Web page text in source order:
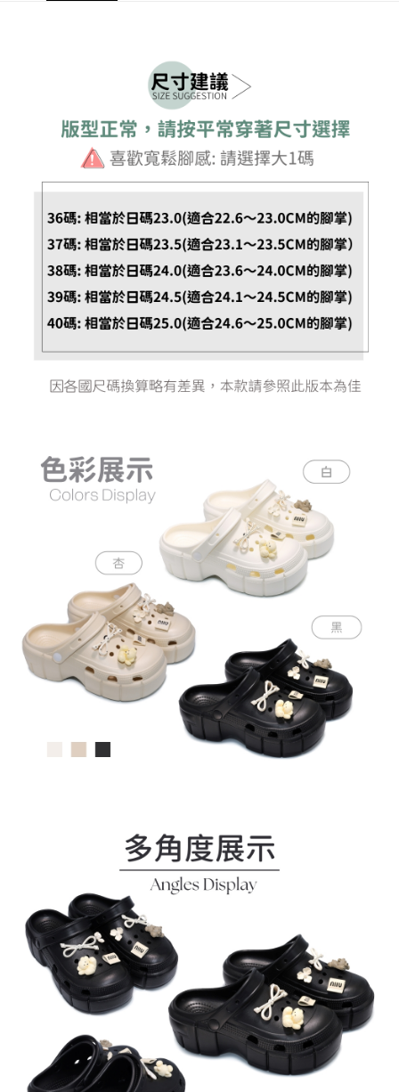
１．透過由恩沛科技股份有限公司提供之「AFTEE先享後付」服務完成之交
易，需依本服務之必要範圍內提供個人資料，並將交易相關給付款項請求債
權轉讓予恩沛科技股份有限公司。
２．關於個人資料處理事宜，請瀏覽以下網址：
https://aftee.tw/terms/#terms3
３．未成年的使用者請事先徵得法定代理人或監護人之同意方可使用
時審查核予不同之上限額度；若仍有額度不足之情形，本公司將視審查結果
請求用戶進行身份認證。
５．嚴禁一人註冊多個帳號或使用他人資訊註冊。若發現惡意使用之情形，
恩沛科技股份有限公司將有權停止該用戶之使用額度並採取法律行動。
每筆NT$100，滿NT$999(含以上)免運費